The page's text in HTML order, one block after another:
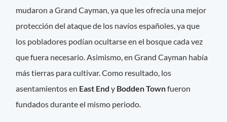
mudaron a Grand Cayman, ya que les ofrecía una mejor
protección del ataque de los navíos españoles, ya que
los pobladores podían ocultarse en el bosque cada vez
que fuera necesario. Asimismo, en Grand Cayman había
más tierras para cultivar. Como resultado, los
asentamientos en East Endy Bodden Townfueron
fundados durante el mismo periodo.